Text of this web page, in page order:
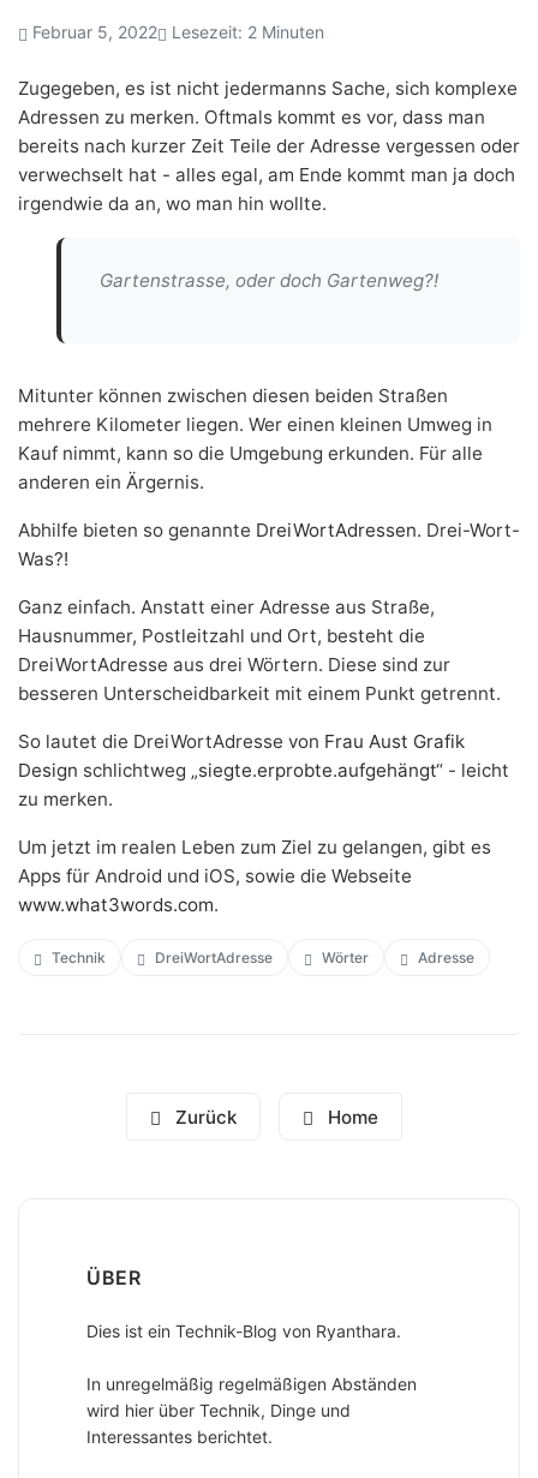
Februar 5, 2022 Lesezeit: 2 Minuten
Zugegeben, es ist nicht jedermanns Sache, sich komplexe
Adressen zu merken. Oftmals kommt es vor, dass man
bereits nach kurzer Zeit Teile der Adresse vergessen oder
verwechselt hat - alles egal, am Ende kommt man ja doch
irgendwie da an, wo man hin wollte.
Gartenstrasse, oder doch Gartenweg?!
Mitunter können zwischen diesen beiden Straßen
mehrere Kilometer liegen. Wer einen kleinen Umweg in
Kauf nimmt, kann so die Umgebung erkunden. Für alle
anderen ein Ärgernis.
Abhilfe bieten so genannte DreiWortAdressen. Drei-Wort-
Was?!
Ganz einfach. Anstatt einer Adresse aus Straße,
Hausnummer, Postleitzahl und Ort, besteht die
DreiWortAdresse aus drei Wörtern. Diese sind zur
besseren Unterscheidbarkeit mit einem Punkt getrennt.
So lautet die DreiWortAdresse von Frau Aust Grafik
Design schlichtweg „siegte.erprobte.aufgehängt“ - leicht
zu merken.
Um jetzt im realen Leben zum Ziel zu gelangen, gibt es
Apps für Android und iOS, sowie die Webseite
www.what3words.com.
Technik DreiWortAdresse Wörter Adresse
Zurück Home
ÜBER
Dies ist ein Technik-Blog von Ryanthara.
In unregelmäßig regelmäßigen Abständen
wird hier über Technik, Dinge und
Interessantes berichtet.